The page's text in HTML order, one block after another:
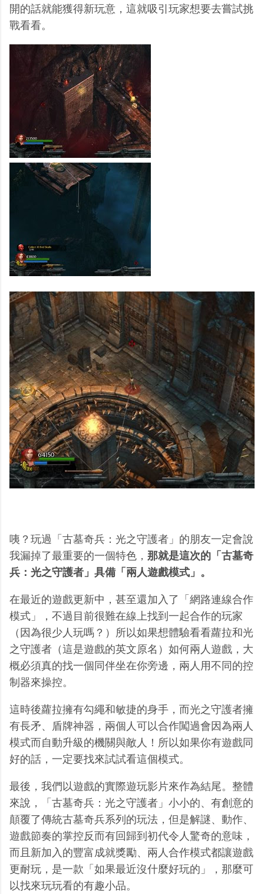
開的話就能獲得新玩意，這就吸引玩家想要去嘗試挑
戰看看。
咦？玩過「古墓奇兵：光之守護者」的朋友一定會說
我漏掉了最重要的一個特色， 那就是這次的「古墓奇
兵：光之守護者」具備「兩人遊戲模式」。
在最近的遊戲更新中，甚至還加入了「網路連線合作
模式」，不過目前很難在線上找到一起合作的玩家
（因為很少人玩嗎？）所以如果想體驗看看蘿拉和光
之守護者（這是遊戲的英文原名）如何兩人遊戲，大
概必須真的找一個同伴坐在你旁邊，兩人用不同的控
制器來操控。
這時後蘿拉擁有勾繩和敏捷的身手，而光之守護者擁
有長矛、盾牌神器，兩個人可以合作闖過會因為兩人
模式而自動升級的機關與敵人！所以如果你有遊戲同
好的話，一定要找來試試看這個模式。
最後，我們以遊戲的實際遊玩影片來作為結尾。整體
來說，「古墓奇兵：光之守護者」小小的、有創意的
顛覆了傳統古墓奇兵系列的玩法，但是解謎、動作、
遊戲節奏的掌控反而有回歸到初代令人驚奇的意味，
而且新加入的豐富成就獎勵、兩人合作模式都讓遊戲
更耐玩，是一款「如果最近沒什麼好玩的」，那麼可
以找來玩玩看的有趣小品。